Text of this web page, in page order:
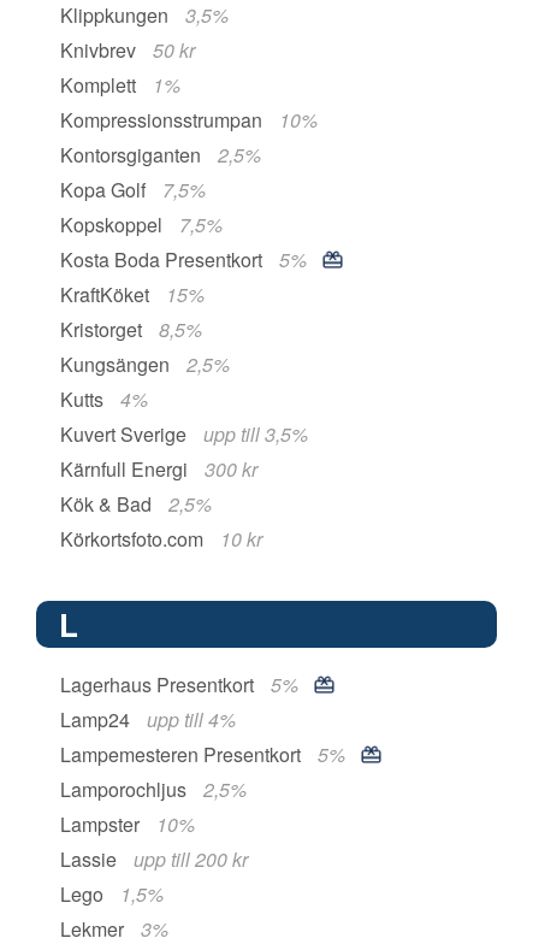
Klippkungen
3,5%
Knivbrev
50 kr
Komplett
1%
Kompressionsstrumpan
10%
Kontorsgiganten
2,5%
Kopa Golf
7,5%
Kopskoppel
7,5%
Kosta Boda Presentkort
5%
KraftKöket
15%
Kristorget
8,5%
Kungsängen
2,5%
Kutts
4%
Kuvert Sverige
upp till 3,5%
Kärnfull Energi
300 kr
Kök & Bad
2,5%
Körkortsfoto.com
10 kr
L
Lagerhaus Presentkort
5%
Lamp24
upp till 4%
Lampemesteren Presentkort
5%
Lamporochljus
2,5%
Lampster
10%
Lassie
upp till 200 kr
Lego
1,5%
Lekmer
3%